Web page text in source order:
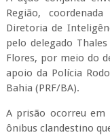
Região,
Diretoria de
pelo delegado
Flores, por meio do
apoio da Polícia
Bahia (PRF/BA).
A prisão ocorreu em
ônibus clandestino